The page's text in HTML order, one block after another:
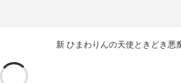
新 ひまわりんの天使ときどき悪